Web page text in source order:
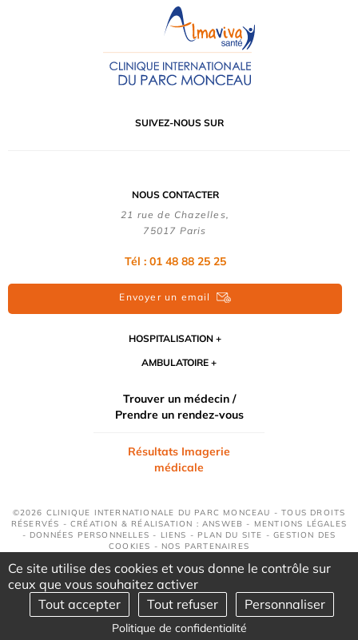
SUIVEZ-NOUS SUR
NOUS CONTACTER
21 rue de Chazelles,
75017 Paris
Tél : 01 48 88 25 25
Envoyer un email
HOSPITALISATION
AMBULATOIRE
Trouver un médecin /
Prendre un rendez-vous
Résultats Imagerie
médicale
©2026 CLINIQUE INTERNATIONALE DU PARC MONCEAU - TOUS DROITS
RÉSERVÉS - CRÉATION & RÉALISATION : ANSWEB - MENTIONS LÉGALES
- DONNÉES PERSONNELLES - LIENS - PLAN DU SITE -GESTION DES
COOKIES - NOS PARTENAIRES
Ce site utilise des cookies et vous donne le contrôle sur
ceux que vous souhaitez activer
Tout accepter
Tout refuser Personnaliser
Politique de confidentialité